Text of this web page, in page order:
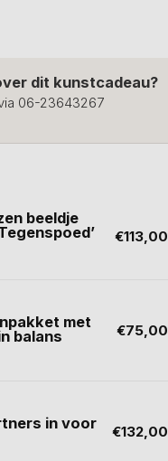
dit kunstcadeau?
06-23643267
beeldje
€113,00
met
balans
€75,00
in voor
€132,00